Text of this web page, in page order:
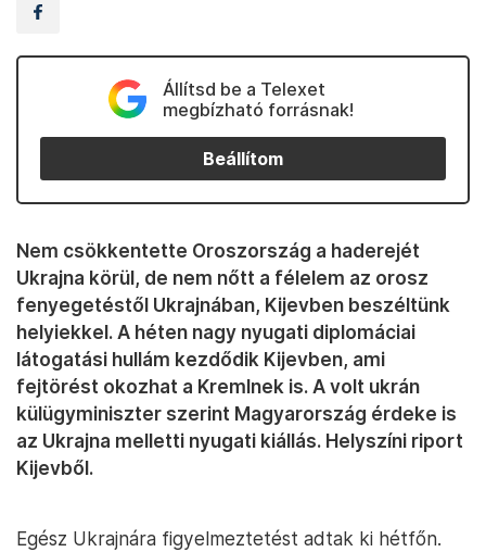
Állítsd be a Telexet
megbízható forrásnak!
Beállítom
Nem csökkentette Oroszország a haderejét
Ukrajna körül, de nem nőtt a félelem az orosz
fenyegetéstől Ukrajnában, Kijevben beszéltünk
helyiekkel. A héten nagy nyugati diplomáciai
látogatási hullám kezdődik Kijevben, ami
fejtörést okozhat a Kremlnek is. A volt ukrán
külügyminiszter szerint Magyarország érdeke is
az Ukrajna melletti nyugati kiállás. Helyszíni riport
Kijevből.
Egész Ukrajnára figyelmeztetést adtak ki hétfőn.